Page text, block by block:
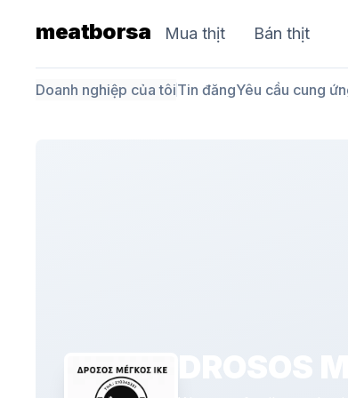
meatborsa Mua thịt Bán thịt
Doanh nghiệp của tôiTin đăngYêu cầu cung